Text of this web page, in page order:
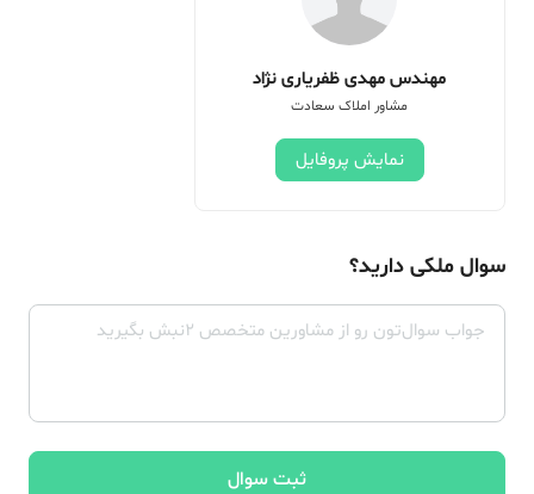
مهندس مهدی ظفریاری نژاد
مشاور املاک سعادت
نمایش پروفایل
سوال ملکی دارید؟
ثبت سوال